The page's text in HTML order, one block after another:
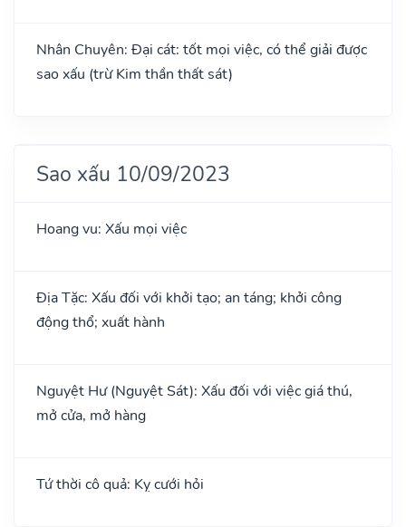
Nhân Chuyên: Đại cát: tốt mọi việc, có thể giải được
sao xấu (trừ Kim thần thất sát)
Sao xấu 10/09/2023
Hoang vu: Xấu mọi việc
Địa Tặc: Xấu đối với khởi tạo; an táng; khởi công
động thổ; xuất hành
Nguyệt Hư (Nguyệt Sát): Xấu đối với việc giá thú,
mở cửa, mở hàng
Tứ thời cô quả: Kỵ cưới hỏi